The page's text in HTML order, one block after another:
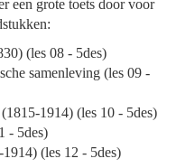
een grote toets door voor
(les 08 - 5des)
samenleving (les 09 -
1914) (les 10 - 5des)
- 5des)
(les 12 - 5des)